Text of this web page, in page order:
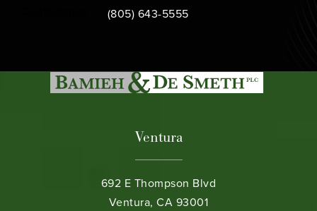
Call Bamieh & De Smeth on the phone at
(805) 643-5555
Ventura
692 E Thompson Blvd
Ventura, CA 93001